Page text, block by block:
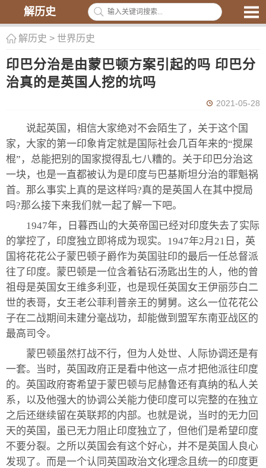
解历史
解历史 > 世界历史
印巴分治是由蒙巴顿方案引起的吗 印巴分
治真的是英国人挖的坑吗
2021-05-28
说起英国，相信大家绝对不会陌生了，关于这个国
家，大家的第一印象肯定就是国际社会几百年来的“搅屎
棍”，总能把别的国家搅得乱七八糟的。关于印巴分治这
一块，也是一直都被认为是印度与巴基斯坦分治的罪魁祸
首。那么事实上真的是这样吗?真的是英国人在其中搅局
吗?那么接下来我们就一起了解一下吧。
1947年，日暮西山的大英帝国已经对印度失去了实际
的掌控了，印度独立即将成为现实。1947年2月21日，英
国将花花公子蒙巴顿子爵作为英国驻印的最后一任总督派
往了印度。蒙巴顿是一位含着钻石汤匙出生的人，他的曾
祖母是英国女王维多利亚，也是现任英国女王伊丽莎白二
世的表哥，女王老公菲利普亲王的舅舅。这么一位花花公
子在二战期间未建分毫战功，却能做到盟军东南亚战区的
最高司令。
蒙巴顿虽然打战不行，但为人处世、人际协调还是有
一套。当时，英国政府正是看中他这一点才把他派往印度
的。英国政府寄希望于蒙巴顿与尼赫鲁还有真纳的私人关
系，以及他强大的协调公关能力使印度可以完整的在独立
之后还继续留在英联邦的内部。也就是说，当时的无力回
天的英国，虽已无力阻止印度独立了，但他们是希望印度
不要分裂。之所以英国会有这个好心，并不是英国人良心
发现了。而是一个认同英国政治文化理念且统一的印度更